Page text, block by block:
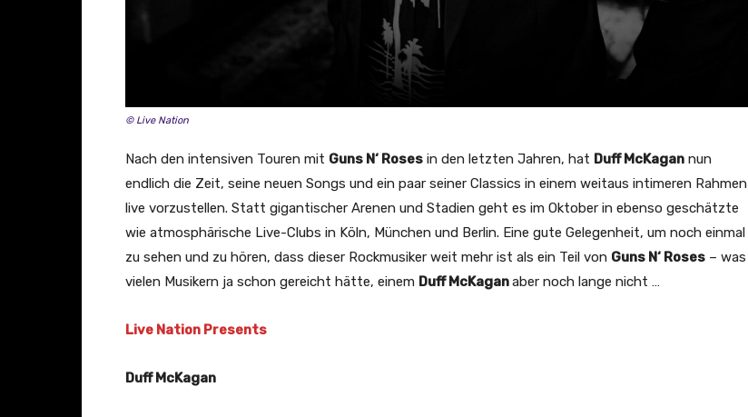
© Live Nation
Nach den intensiven Touren mit Guns N‘ Roses in den letzten Jahren, hat Duff McKagan nun
endlich die Zeit, seine neuen Songs und ein paar seiner Classics in einem weitaus intimeren Rahmen
live vorzustellen. Statt gigantischer Arenen und Stadien geht es im Oktober in ebenso geschätzte
wie atmosphärische Live-Clubs in Köln, München und Berlin. Eine gute Gelegenheit, um noch einmal
zu sehen und zu hören, dass dieser Rockmusiker weit mehr ist als ein Teil von Guns N‘ Roses – was
vielen Musikern ja schon gereicht hätte, einem Duff McKaganaber noch lange nicht …
Live Nation Presents
Duff McKagan